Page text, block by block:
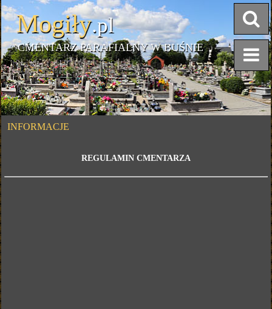
Mogiły.pl
CMENTARZ PARAFIALNY W BUŚNIE
INFORMACJE
REGULAMIN CMENTARZA